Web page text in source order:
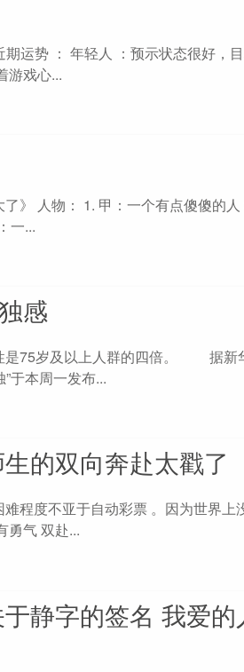
运势 ： 年轻人 ：预示状态很好，
游戏心...
》 人物： 1. 甲：一个有点傻傻的人
一...
感
是75岁及以上人群的四倍。 据新
于本周一发布...
的双向奔赴太戳了
程度不亚于自动彩票 。因为世界上
勇气 双赴...
静字的签名 我爱的